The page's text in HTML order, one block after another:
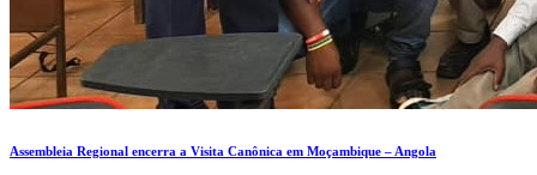
Assembleia Regional encerra a Visita Canônica em Moçambique – Angola